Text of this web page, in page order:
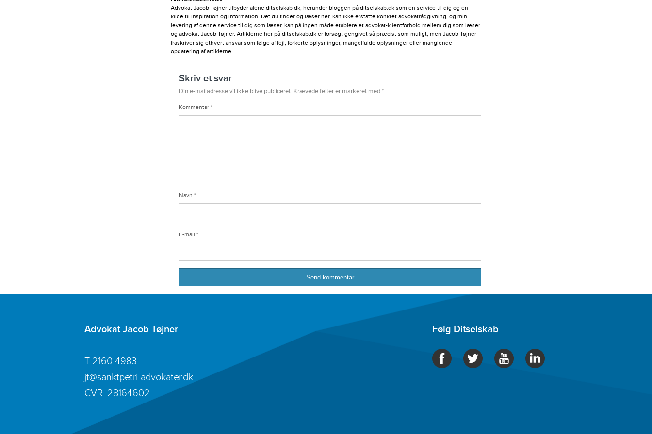
Advokat Jacob Tøjner tilbyder alene ditselskab.dk, herunder bloggen på ditselskab.dk som en service til dig og en
kilde til inspiration og information. Det du finder og læser her, kan ikke erstatte konkret advokatrådgivning, og min
levering af denne service til dig som læser, kan på ingen måde etablere et advokat-klientforhold mellem dig som læser
og advokat Jacob Tøjner. Artiklerne her på ditselskab.dk er forsøgt gengivet så præcist som muligt, men Jacob Tøjner
fraskriver sig ethvert ansvar som følge af fejl, forkerte oplysninger, mangelfulde oplysninger eller manglende
opdatering af artiklerne.
Skriv et svar
Din e-mailadresse vil ikke blive publiceret. Krævede felter er markeret med*
Kommentar *
Navn *
E-mail *
Advokat Jacob Tøjner
T 2160 4983
jt@sanktpetri-advokater.dk
CVR. 28164602
Følg Ditselskab